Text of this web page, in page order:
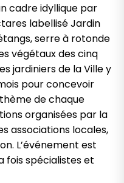
cadre idyllique par
labellisé Jardin
serre à rotonde
végétaux des cinq
jardiniers de la Ville y
pour concevoir
de chaque
organisées par la
associations locales,
L’événement est
fois spécialistes et